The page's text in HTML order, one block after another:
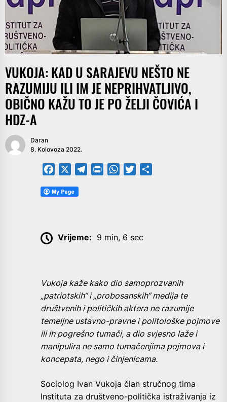
VUKOJA: KAD U SARAJEVU NEŠTO NE
RAZUMIJU ILI IM JE NEPRIHVATLJIVO,
OBIČNO KAŽU TO JE PO ŽELJI ČOVIĆA I
HDZ-A
Daran
8. Kolovoza 2022.
Facebook TelegramPrintFriendly
WhatsApp
Twitter
Vrijeme: 9 min, 6 sec
Vukoja kaže kako dio samoprozvanih
„patriotskih“ i „probosanskih“ medija te
društvenih i političkih aktera ne razumije
temeljne ustavno-pravne i politološke pojmove
ili ih pogrešno tumači, a dio svjesno laže i
manipulira ne samo tumačenjima pojmova i
koncepata, nego i činjenicama.
Sociolog Ivan Vukoja član stručnog tima
Instituta za društveno-politička istraživanja iz